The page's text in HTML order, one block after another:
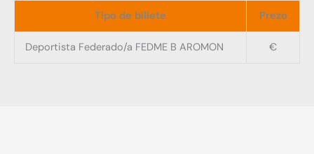
Tipo de billete Prezo
Deportista Federado/a FEDME B AROMON €